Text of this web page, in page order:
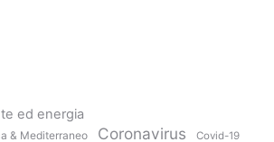
ed energia
& Mediterraneo Coronavirus Covid-19